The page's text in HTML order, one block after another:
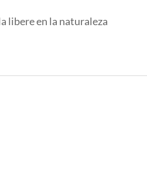
libere en la naturaleza